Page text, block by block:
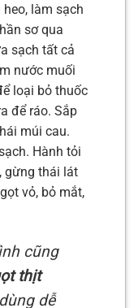
làm sạch
sơ qua
sạch tất cả
nước muối
loại bỏ thuốc
để ráo. Sắp
múi cau.
Hành tỏi
gừng thái lát
vỏ, bỏ mắt,
cũng
thịt
dễ